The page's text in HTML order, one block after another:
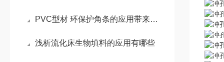
PVC型材 环保护角条的应用带来了诸多好处
浅析流化床生物填料的应用有哪些